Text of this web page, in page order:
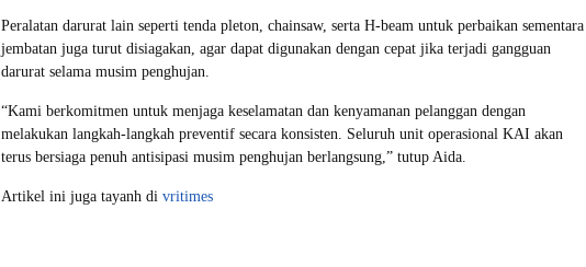
Peralatan darurat lain seperti tenda pleton, chainsaw, serta H-beam untuk perbaikan sementara
jembatan juga turut disiagakan, agar dapat digunakan dengan cepat jika terjadi gangguan
darurat selama musim penghujan.
“Kami berkomitmen untuk menjaga keselamatan dan kenyamanan pelanggan dengan
melakukan langkah-langkah preventif secara konsisten. Seluruh unit operasional KAI akan
terus bersiaga penuh antisipasi musim penghujan berlangsung,” tutup Aida.
Artikel ini juga tayanh di vritimes